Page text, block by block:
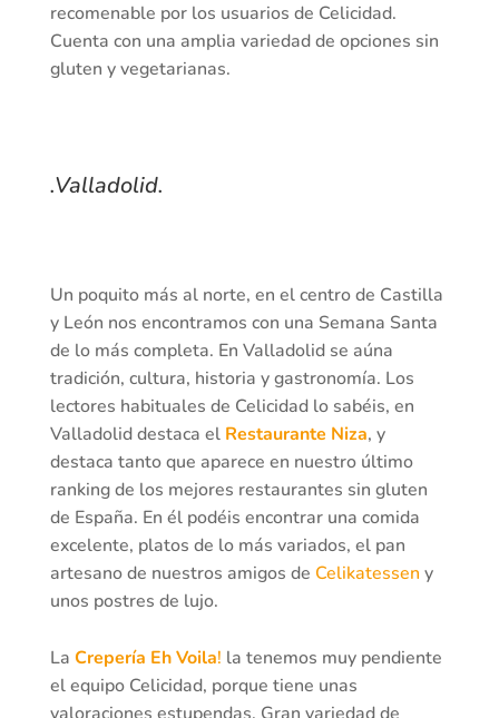
recomenable por los usuarios de Celicidad.
Cuenta con una amplia variedad de opciones sin
gluten y vegetarianas.
.Valladolid.
Un poquito más al norte, en el centro de Castilla
y León nos encontramos con una Semana Santa
de lo más completa. En Valladolid se aúna
tradición, cultura, historia y gastronomía. Los
lectores habituales de Celicidad lo sabéis, en
Valladolid destaca el Restaurante Niza, y
destaca tanto que aparece en nuestro último
ranking de los mejores restaurantes sin gluten
de España. En él podéis encontrar una comida
excelente, platos de lo más variados, el pan
artesano de nuestros amigos de Celikatessen y
unos postres de lujo.
La Crepería Eh Voila! la tenemos muy pendiente
el equipo Celicidad, porque tiene unas